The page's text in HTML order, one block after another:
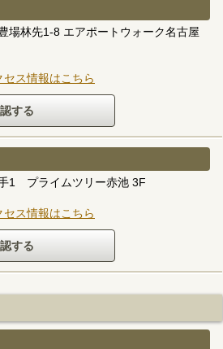
場林先1-8 エアポートウォーク名古屋
ス情報はこちら
1 プライムツリー赤池 3F
ス情報はこちら